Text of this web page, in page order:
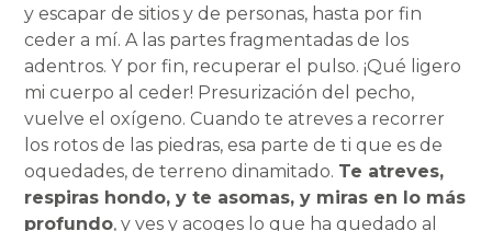
y escapar de sitios y de personas, hasta por fin
ceder a mí. A las partes fragmentadas de los
adentros. Y por fin, recuperar el pulso. ¡Qué ligero
mi cuerpo al ceder! Presurización del pecho,
vuelve el oxígeno. Cuando te atreves a recorrer
los rotos de las piedras, esa parte de ti que es de
oquedades, de terreno dinamitado. Te atreves,
respiras hondo, y te asomas, y miras en lo más
profundo, y ves y acoges lo que ha quedado al